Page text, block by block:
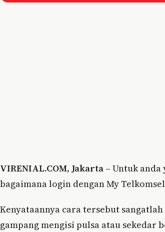
VIRENIAL.COM, Jakarta – Untuk anda
bagaimana login dengan My
Kenyataannya cara tersebut
gampang mengisi pulsa atau sekedar